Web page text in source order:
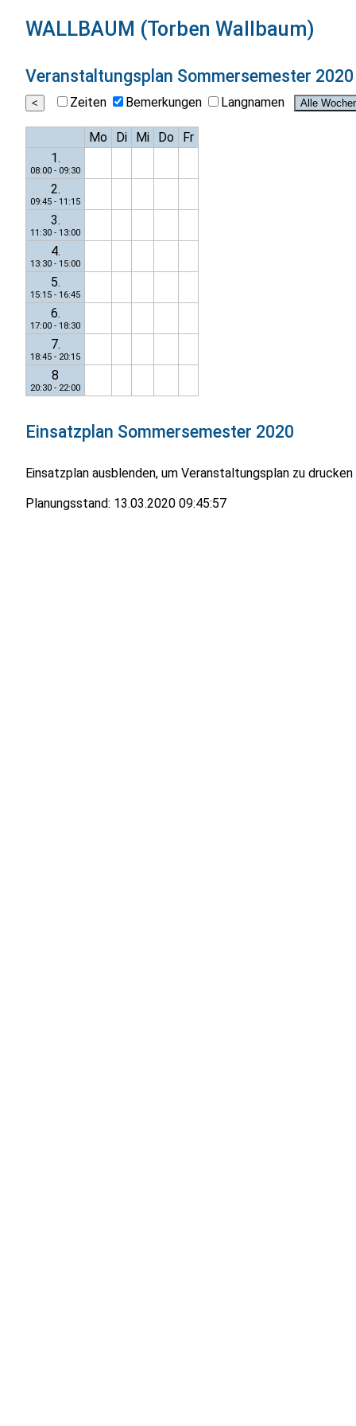
WALLBAUM (Torben Wallbaum)
Veranstaltungsplan Sommersemester 2020
Zeiten Bemerkungen Langnamen
Mo Di Mi Do
Fr
1.
08:00 - 09:30
2.
09:45 - 11:15
3.
11:30 - 13:00
4.
13:30 - 15:00
5.
15:15 - 16:45
6.
17:00 - 18:30
7.
18:45 - 20:15
8
20:30 - 22:00
Einsatzplan Sommersemester 2020
Einsatzplan ausblenden, um Veranstaltungsplan zu drucken
Planungsstand: 13.03.2020 09:45:57